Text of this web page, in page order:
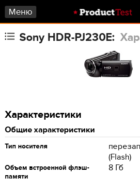
Меню
Sony HDR-PJ230E:
Характеристики
Общие характеристики
Тип носителя
(Flash)
Объем встроенной флэш-
памяти
8 Гб